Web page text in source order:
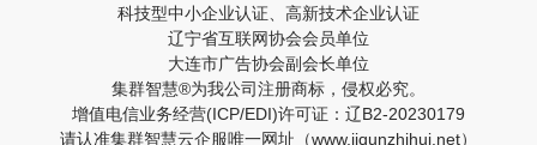
科技型中小企业认证、高新技术企业认证
辽宁省互联网协会会员单位
大连市广告协会副会长单位
集群智慧®为我公司注册商标，侵权必究。
增值电信业务经营(ICP/EDI)许可证：辽B2-20230179
请认准集群智慧云企服唯一网址（www.jiqunzhihui.net）